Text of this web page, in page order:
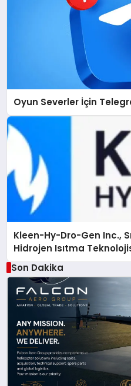
Oyun Severler İçin
Kleen-Hy-Dro-Gen Inc.,
Hidrojen Isıtma
Düzenleyici Onaylarını
Son Dakika